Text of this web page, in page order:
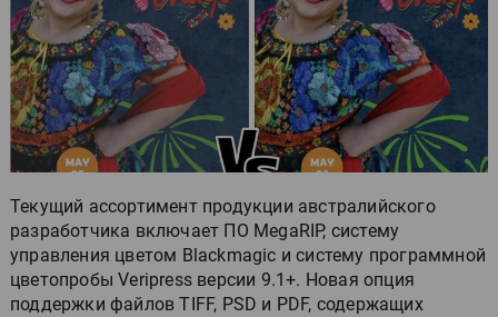
Текущий ассортимент продукции австралийского
разработчика включает ПО MegaRIP, систему
управления цветом Blackmagic и систему программной
цветопробы Veripress версии 9.1+. Новая опция
поддержки файлов TIFF, PSD и PDF, содержащих